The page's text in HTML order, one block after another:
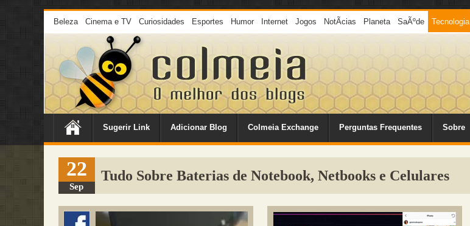
Beleza Cinema e TV Curiosidades Esportes Humor Internet Jogos NotÃ­cias Planeta SaÃºde Tecnologia
Sugerir Link Adicionar Blog Colmeia Exchange Perguntas Frequentes Sobre
22
Sep
Tudo Sobre Baterias de Notebook, Netbooks e Celulares